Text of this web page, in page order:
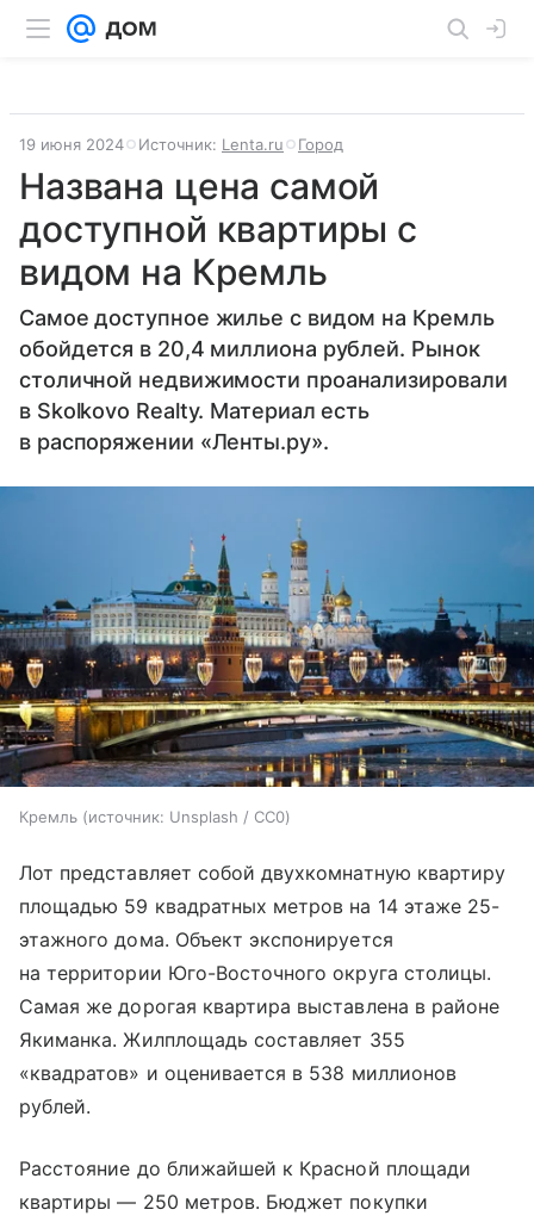
19 июня 2024 Источник: Lenta.ru Город
Названа цена самой
доступной квартиры с
видом на Кремль
Самое доступное жилье с видом на Кремль
обойдется в 20,4 миллиона рублей. Рынок
столичной недвижимости проанализировали
в Skolkovo Realty. Материал есть
в распоряжении «Ленты.ру».
Кремль источник: Unsplash / CC0
Лот представляет собой двухкомнатную квартиру
площадью 59 квадратных метров на 14 этаже 25-
этажного дома. Объект экспонируется
на территории Юго-Восточного округа столицы.
Самая же дорогая квартира выставлена в районе
Якиманка. Жилплощадь составляет 355
«квадратов» и оценивается в 538 миллионов
рублей.
Расстояние до ближайшей к Красной площади
квартиры — 250 метров. Бюджет покупки